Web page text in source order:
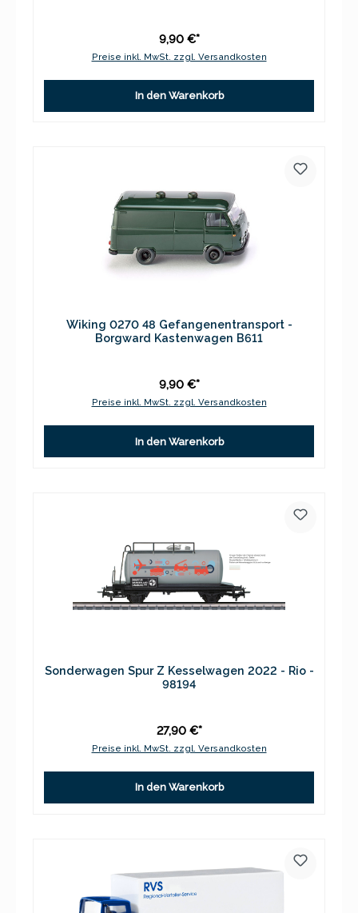
9,90 €*
Preise inkl. MwSt. zzgl. Versandkosten
In den Warenkorb
Wiking 0270 48 Gefangenentransport -
Borgward Kastenwagen B611
9,90 €*
Preise inkl. MwSt. zzgl. Versandkosten
In den Warenkorb
Sonderwagen Spur Z Kesselwagen 2022 - Rio -
98194
27,90 €*
Preise inkl. MwSt. zzgl. Versandkosten
In den Warenkorb